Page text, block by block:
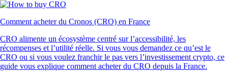
Comment acheter du Cronos (CRO) en France
CRO alimente un écosystème centré sur l’accessibilité, les
récompenses et l’utilité réelle. Si vous vous demandez ce qu’est le
CRO ou si vous voulez franchir le pas vers l’investissement crypto, ce
guide vous explique comment acheter du CRO depuis la France.